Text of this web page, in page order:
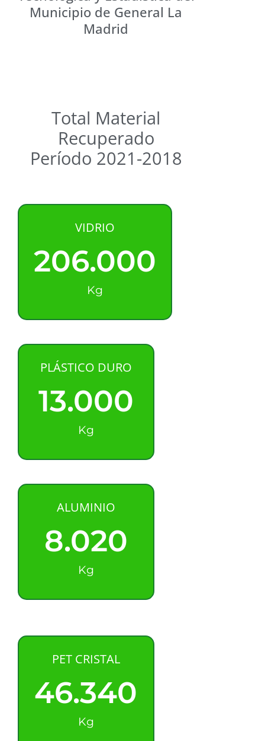
Municipio de General La
Madrid
Total Material
Recuperado
Período 2021-2018
VIDRIO
Kg
206.000
PLÁSTICO DURO
Kg
13.000
ALUMINIO
Kg
8.020
PET CRISTAL
Kg
46.340